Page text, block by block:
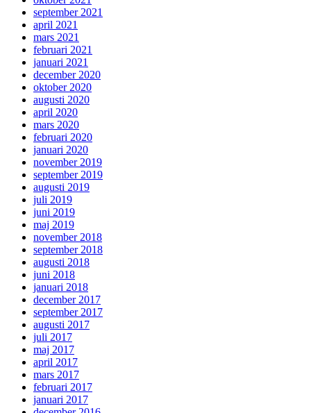
september 2021
april 2021
mars 2021
februari 2021
januari 2021
december 2020
oktober 2020
augusti 2020
april 2020
mars 2020
februari 2020
januari 2020
november 2019
september 2019
augusti 2019
juli 2019
juni 2019
maj 2019
november 2018
september 2018
augusti 2018
juni 2018
januari 2018
december 2017
september 2017
augusti 2017
juli 2017
maj 2017
april 2017
mars 2017
februari 2017
januari 2017